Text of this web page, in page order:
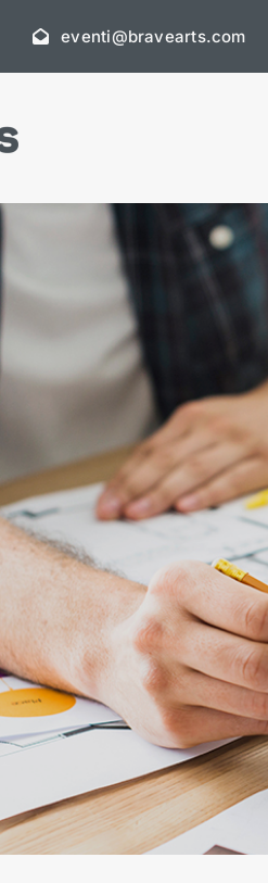
eventi@bravearts.com